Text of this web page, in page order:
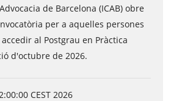
de Barcelona (ICAB) obre
per a aquelles persones
al Postgrau en Pràctica
d'octubre de 2026.
CEST 2026